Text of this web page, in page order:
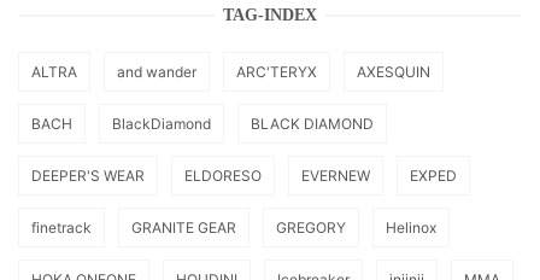
TAG-INDEX
ALTRA and wander ARC'TERYX AXESQUIN
BACH BlackDiamond BLACK DIAMOND
DEEPER'S WEAR ELDORESO EVERNEW EXPED
finetrack GRANITE GEAR GREGORY Helinox